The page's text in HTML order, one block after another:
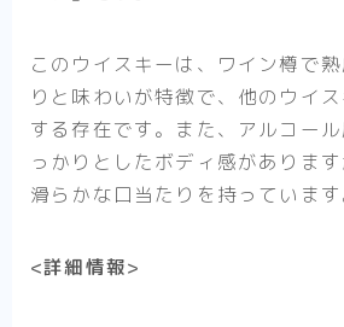
このウイスキーは、ワイン樽で
りと味わいが特徴で、他のウイ
する存在です。また、アルコー
っかりとしたボディ感がありま
滑らかな口当たりを持っています
<詳細情報>